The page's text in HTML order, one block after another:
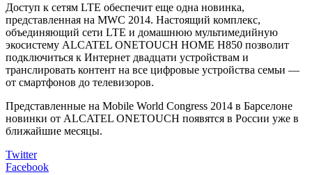
Доступ к сетям LTE обеспечит еще одна новинка,
представленная на MWC 2014. Настоящий комплекс,
объединяющий сети LTE и домашнюю мультимедийную
экосистему ALCATEL ONETOUCH HOME H850 позволит
подключиться к Интернет двадцати устройствам и
транслировать контент на все цифровые устройства семьи —
от смартфонов до телевизоров.
Представленные на Mobile World Congress 2014 в Барселоне
новинки от ALCATEL ONETOUCH появятся в России уже в
ближайшие месяцы.
Twitter
Facebook